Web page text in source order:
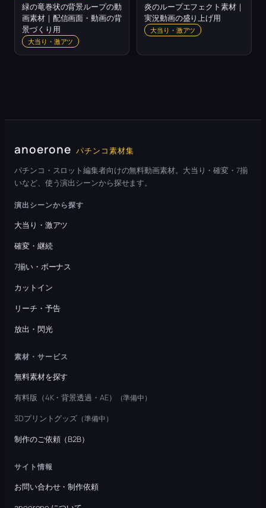
緑の竜巻状の背景ループの動
画素材｜配信画面・動画の背
景づくり用
大当り・激アツ
炎のループエフェクト素材｜
実況動画の盛り上げ用
大当り・激アツ
anoerone パチンコ素材集
パチンコ・スロット編集者向けの無料動画素材。大当り・確変・7揃
いなど、使う演出シーンから探せます。
演出シーンから探す
大当り・激アツ
確変・継続
7揃い・ボーナス
カットイン
リーチ・予告
放出・閃光
素材・サービス
無料素材を探す
有料版（4K・背景透過・AE）
（準備中）
3Dプリントグッズ （準備中）
制作のご依頼（B2B）
サイト情報
お問い合わせ・制作依頼